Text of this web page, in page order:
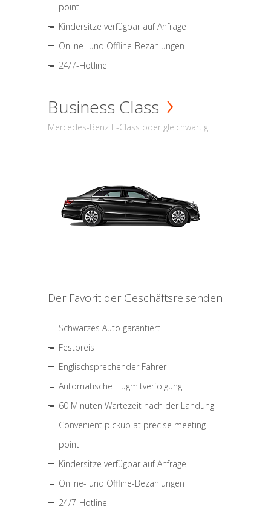
point
Kindersitze verfügbar auf Anfrage
Online- und Offline-Bezahlungen
24/7-Hotline
Business Class
Mercedes-Benz E-Class oder gleichwärtig
Der Favorit der Geschäftsreisenden
Schwarzes Auto garantiert
Festpreis
Englischsprechender Fahrer
Automatische Flugmitverfolgung
60 Minuten Wartezeit nach der Landung
Convenient pickup at precise meeting
point
Kindersitze verfügbar auf Anfrage
Online- und Offline-Bezahlungen
24/7-Hotline